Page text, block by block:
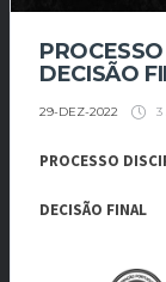
DECISÃO
29-DEZ-2022 3
PROCESSO
DECISÃO FINAL